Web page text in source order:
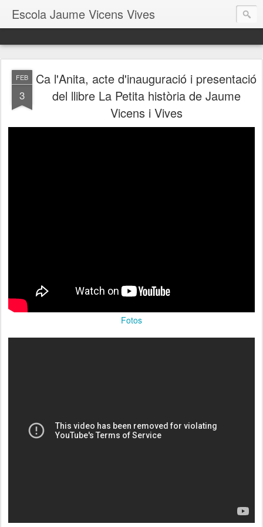
Escola Jaume Vicens Vives
FEB
3
Ca l'Anita, acte d'inauguració i presentació
del llibre La Petita història de Jaume
Vicens i Vives
Fotos